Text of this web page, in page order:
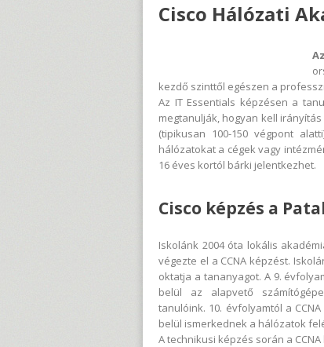
Cisco Hálózati
kezdő szinttől egészen a
Az IT Essentials képzésen a
megtanulják, hogyan kell
(tipikusan 100-150 végpont
hálózatokat a cégek vagy
16 éves kortól bárki jelentkezhet.
Cisco képzés a
Iskolánk 2004 óta lokális
végezte el a CCNA képzést.
oktatja a tananyagot. A 9.
belül az alapvető
tanulóink. 10. évfolyamtól a
belül ismerkednek a hálózatok
A technikusi képzés során a